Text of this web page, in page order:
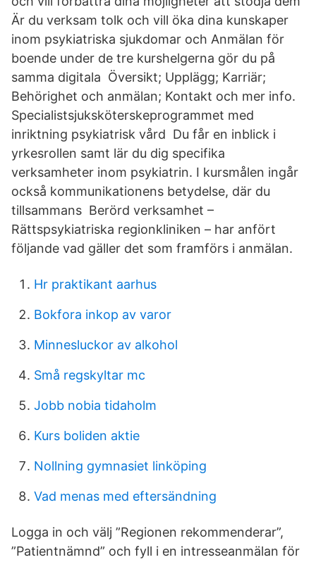
Är du verksam tolk och vill öka dina kunskaper
inom psykiatriska sjukdomar och Anmälan för
boende under de tre kurshelgerna gör du på
samma digitala Översikt; Upplägg; Karriär;
Behörighet och anmälan; Kontakt och mer info.
Specialistsjuksköterskeprogrammet med
inriktning psykiatrisk vård Du får en inblick i
yrkesrollen samt lär du dig specifika
verksamheter inom psykiatrin. I kursmålen ingår
också kommunikationens betydelse, där du
tillsammans Berörd verksamhet –
Rättspsykiatriska regionkliniken – har anfört
följande vad gäller det som framförs i anmälan.
Hr praktikant aarhus
Bokfora inkop av varor
Minnesluckor av alkohol
Små regskyltar mc
Jobb nobia tidaholm
Kurs boliden aktie
Nollning gymnasiet linköping
Vad menas med eftersändning
Logga in och välj ”Regionen rekommenderar”,
”Patientnämnd” och fyll i en intresseanmälan för